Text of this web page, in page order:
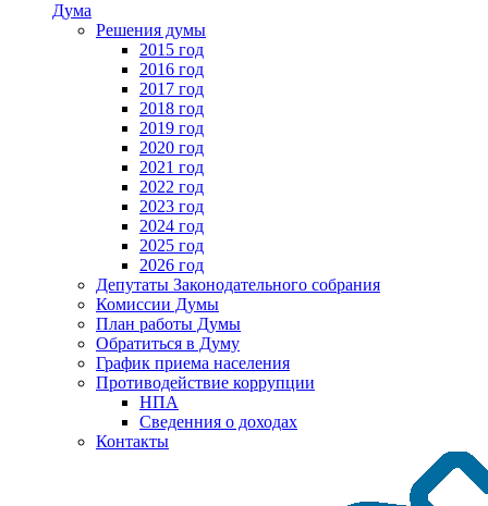
Дума
Решения думы
2015 год
2016 год
2017 год
2018 год
2019 год
2020 год
2021 год
2022 год
2023 год
2024 год
2025 год
2026 год
Депутаты Законодательного собрания
Комиссии Думы
План работы Думы
Обратиться в Думу
График приема населения
Противодействие коррупции
НПА
Сведенния о доходах
Контакты